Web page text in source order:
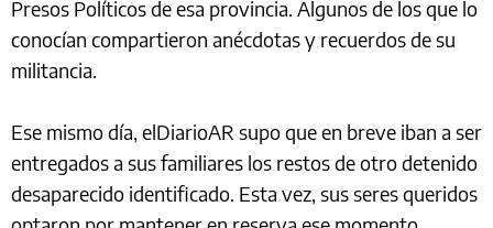
Presos Políticos de esa provincia. Algunos de los que lo
conocían compartieron anécdotas y recuerdos de su
militancia.
Ese mismo día, elDiarioAR supo que en breve iban a ser
entregados a sus familiares los restos de otro detenido
desaparecido identificado. Esta vez, sus seres queridos